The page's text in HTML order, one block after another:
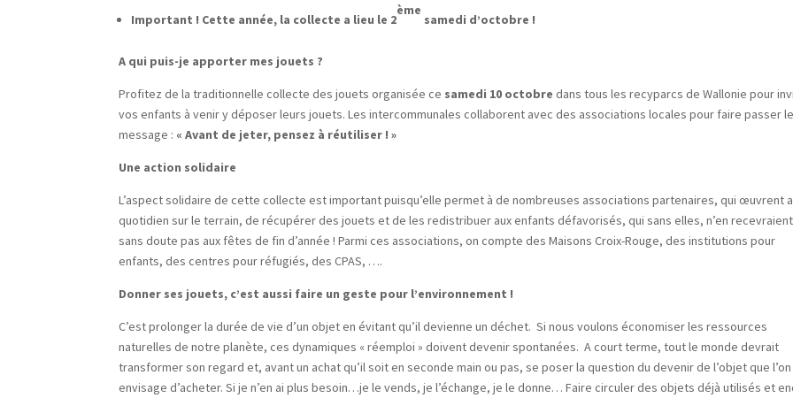
Important ! Cette année, la collecte a lieu le 2
ème
samedi d’octobre !
A qui puis-je apporter mes jouets ?
Profitez de la traditionnelle collecte des jouets organisée ce samedi 10 octobre dans tous les recyparcs de Wallonie pour
vos enfants à venir y déposer leurs jouets. Les intercommunales collaborent avec des associations locales pour faire passer le
message : « Avant de jeter, pensez à réutiliser ! »
Une action solidaire
L’aspect solidaire de cette collecte est important puisqu’elle permet à de nombreuses associations partenaires, qui œuvrent
quotidien sur le terrain, de récupérer des jouets et de les redistribuer aux enfants défavorisés, qui sans elles, n’en recevraient
sans doute pas aux fêtes de fin d’année ! Parmi ces associations, on compte des Maisons Croix-Rouge, des institutions pour
enfants, des centres pour réfugiés, des CPAS, ….
Donner ses jouets, c’est aussi faire un geste pour l’environnement !
C’est prolonger la durée de vie d’un objet en évitant qu’il devienne un déchet. Si nous voulons économiser les ressources
naturelles de notre planète, ces dynamiques « réemploi » doivent devenir spontanées. A court terme, tout le monde devrait
transformer son regard et, avant un achat qu’il soit en seconde main ou pas, se poser la question du devenir de l’objet que l’on
envisage d’acheter. Si je n’en ai plus besoin…je le vends, je l’échange, je le donne… Faire circuler des objets déjà utilisés et